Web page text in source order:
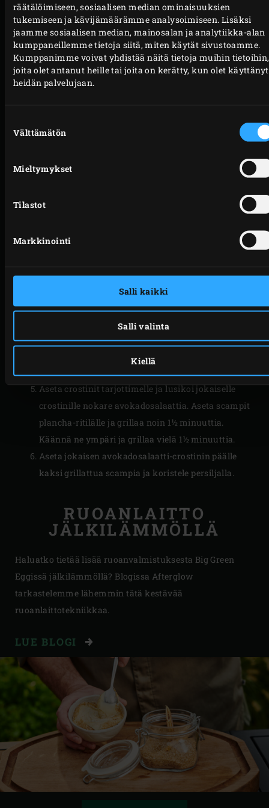
räätälöimiseen, sosiaalisen median ominaisuuksien
tukemiseen ja kävijämäärämme analysoimiseen. Lisäksi
jaamme sosiaalisen median, mainosalan ja analytiikka-alan
kumppaneillemme tietoja siitä, miten käytät sivustoamme.
Kumppanimme voivat yhdistää näitä tietoja muihin tietoihin,
joita olet antanut heille tai joita on kerätty, kun olet käyttänyt
heidän palvelujaan.
valinta
Välttämätön
Mieltymykset
Tilastot
Markkinointi
Salli kaikki
Salli valinta
Kiellä
Puolita avokado salaattia varten ja poista kivi.
Voitele leikkauspinnat oliiviöljyllä ja aseta
puolikkaat leikkauspinta alaspäin ritilälle. Sulje
EGGin kansi ja grillaa avokadonpuolikkaita noin 2
minuuttia. Käännä puolikkaita neljänneskierros ja
minuuttia.
Kuori ja hienonna sipuli. Hienonna puolet
raasta se hienoksi. Kuori omena, poista ydin ja
Kaavi grillatut avokadonpuolikkaat kuorista ja
scampimajoneesia, että salaatista tulee mukavan
kermainen. Aseta sivuun.
Voitele briossileipäviipaleet crostineja varten
oliiviöljyllä. Aseta leivät ritilälle ja grillaa viipaleita
noin 30 sekuntia. Käännä ne ympäri ja grillaa toiset
30 sekuntia.
Aseta crostinit tarjottimelle ja lusikoi jokaiselle
crostinille nokare avokadosalaattia. Aseta scampit
plancha-ritilälle ja grillaa noin 1½ minuuttia.
Käännä ne ympäri ja grillaa vielä 1½ minuuttia.
Aseta jokaisen avokadosalaatti-crostinin päälle
kaksi grillattua scampia ja koristele persiljalla.
RUOANLAITTO
JÄLKILÄMMÖLLÄ
Haluatko tietää lisää ruoanvalmistuksesta Big Green
Eggissä jälkilämmöllä? Blogissa Afterglow
tarkastelemme lähemmin tätä kestävää
ruoanlaittotekniikkaa.
LUE BLOGI